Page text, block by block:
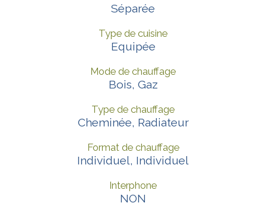
Séparée
Type de cuisine
Equipée
Mode de chauffage
Bois, Gaz
Type de chauffage
Cheminée, Radiateur
Format de chauffage
Individuel, Individuel
Interphone
NON